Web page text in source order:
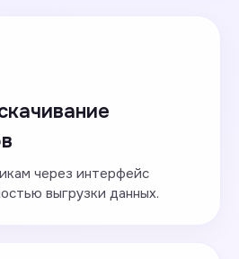
через интерфейс
выгрузки данных.